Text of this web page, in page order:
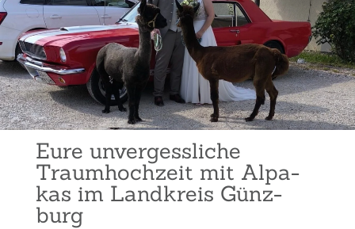
Eure unver­gess­li­che
Traum­hoch­zeit mit Alpa­
kas im Land­kreis Günz­
burg